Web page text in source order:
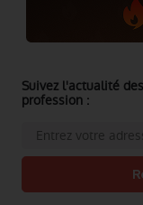
Suivez l'actualité
profession :